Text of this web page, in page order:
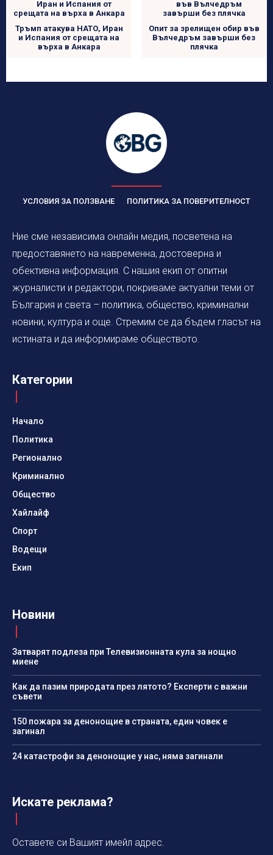
Тръмп атакува НАТО, Иран
и Испания от срещата на
върха в Анкара
Опит за зрелищен обир във
Вълчедръм завърши без
плячка
УСЛОВИЯ ЗА ПОЛЗВАНЕ ПОЛИТИКА ЗА ПОВЕРИТЕЛНОСТ
Ние сме независима онлайн медия, посветена на
предоставянето на навременна, достоверна и
обективна информация. С нашия екип от опитни
журналисти и редактори, покриваме актуални теми от
България и света – политика, общество, криминални
новини, култура и още. Стремим се да бъдем гласът на
истината и да информираме обществото.
Категории
Начало
Политика
Регионално
Криминално
Общество
Хайлайф
Спорт
Водещи
Екип
Новини
Затварят подлеза при Телевизионната кула за нощно
миене
Как да пазим природата през лятото? Експерти с важни
съвети
150 пожара за денонощие в страната, един човек е
загинал
24 катастрофи за денонощие у нас, няма загинали
Искате реклама?
Оставете си Вашият имейл адрес.